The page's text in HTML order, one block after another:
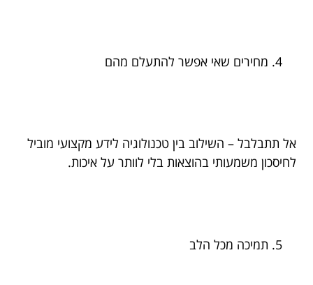
מחירים שאי אפשר להתעלם מהם
אל תתבלבל – השילוב בין טכנולוגיה לידע מקצועי מוביל
לחיסכון משמעותי בהוצאות בלי לוותר על איכות.
תמיכה מכל הלב